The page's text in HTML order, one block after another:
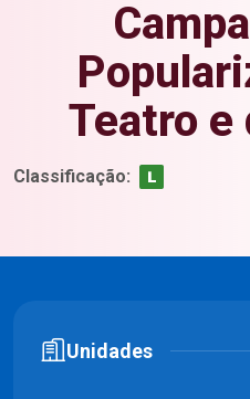
Teatro e
Classificação:
Unidades